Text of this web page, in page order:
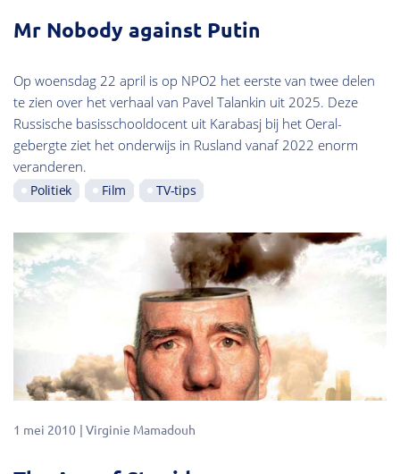
Mr Nobody against Putin
Op woensdag 22 april is op NPO2 het eerste van twee delen
te zien over het verhaal van Pavel Talankin uit 2025. Deze
Russische basisschooldocent uit Karabasj bij het Oeral-
gebergte ziet het onderwijs in Rusland vanaf 2022 enorm
veranderen.
Politiek Film TV-tips
1 mei 2010 Virginie Mamadouh